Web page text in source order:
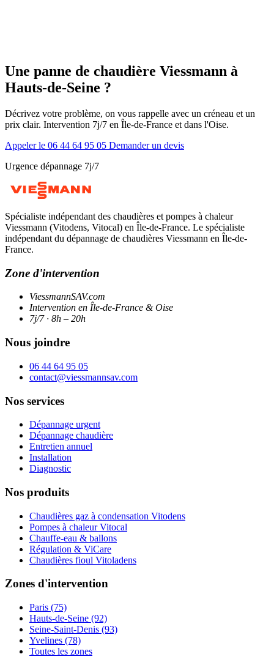
Une panne de chaudière Viessmann à
Hauts-de-Seine ?
Décrivez votre problème, on vous rappelle avec un créneau et un
prix clair. Intervention 7j/7 en Île-de-France et dans l'Oise.
Appeler le 06 44 64 95 05 Demander un devis
Urgence dépannage 7j/7
Spécialiste indépendant des chaudières et pompes à chaleur
Viessmann (Vitodens, Vitocal) en Île-de-France. Le spécialiste
indépendant du dépannage de chaudières Viessmann en Île-de-
France.
Zone d'intervention
ViessmannSAV.com
Intervention en Île-de-France & Oise
7j/7 · 8h – 20h
Nous joindre
06 44 64 95 05
contact@viessmannsav.com
Nos services
Dépannage urgent
Dépannage chaudière
Entretien annuel
Installation
Diagnostic
Nos produits
Chaudières gaz à condensation Vitodens
Pompes à chaleur Vitocal
Chauffe-eau & ballons
Régulation & ViCare
Chaudières fioul Vitoladens
Zones d'intervention
Paris (75)
Hauts-de-Seine (92)
Seine-Saint-Denis (93)
Yvelines (78)
Toutes les zones